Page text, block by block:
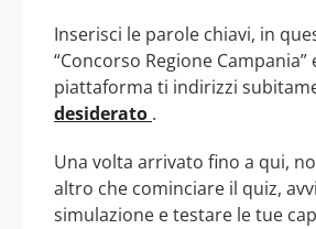
Inserisci le parole chiavi, in
“Concorso Regione Campania”
piattaforma ti indirizzi
desiderato .
Una volta arrivato fino a qui,
altro che cominciare il quiz,
simulazione e testare le tue